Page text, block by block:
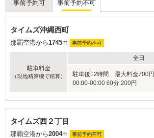
事前予約可 事前予約不可
タイムズ沖縄西町
那覇空港から1745m 事前予約不可
駐車料金
（現地精算機で精算）
全日
駐車後12時間 最大料金700円
00:00-00:00 60分 200円
タイムズ西２丁目
那覇空港から2004m 事前予約不可